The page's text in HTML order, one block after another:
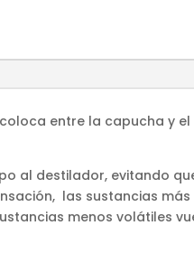
entre la capucha y
al destilador, evitando
las sustancias más
menos volátiles